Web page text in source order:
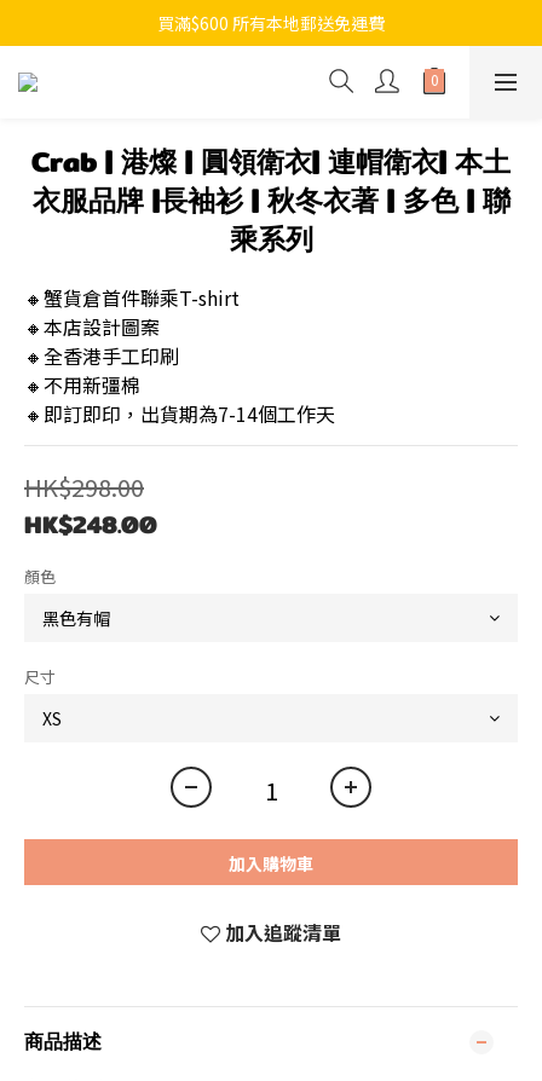
買滿$600 所有本地郵送免運費
Crab | 港燦 | 圓領衛衣| 連帽衛衣| 本土
衣服品牌 |長袖衫 | 秋冬衣著 | 多色 | 聯
乘系列
🔸蟹貨倉首件聯乘T-shirt
🔸本店設計圖案
🔸全香港手工印刷
🔸不用新彊棉
🔸即訂即印，出貨期為7-14個工作天
HK$298.00
HK$248.00
顏色
尺寸
加入購物車
加入追蹤清單
商品描述